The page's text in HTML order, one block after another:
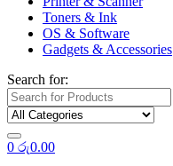
Toners & Ink
OS & Software
Gadgets & Accessories
Search for:
0 රු0.00